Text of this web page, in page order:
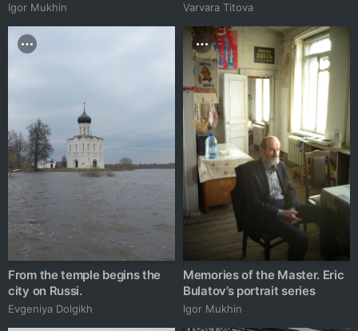
Igor Mukhin Varvara Titova
From the temple begins the
city on Russi.
Evgeniya Dolgikh
Memories of the Master. Eric
Bulatov’s portrait series
Igor Mukhin